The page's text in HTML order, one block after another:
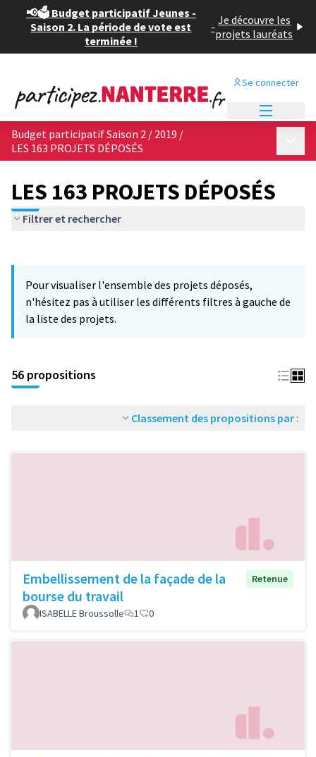
📢🗳️ Budget participatif Jeunes -
Saison 2. La période de vote est
terminée !
- Je découvre les
projets lauréats
Se connecter
Budget participatif Saison 2 / 2019 /
LES 163 PROJETS DÉPOSÉS
LES 163 PROJETS DÉPOSÉS
Filtrer et rechercher
−
Pour visualiser l'ensemble des projets déposés,
n'hésitez pas à utiliser les différents filtres à gauche de
la liste des projets.
56 propositions
Classement des propositions par :
Embellissement de la façade de la
bourse du travail
Retenue
ISABELLE Broussolle 1 0